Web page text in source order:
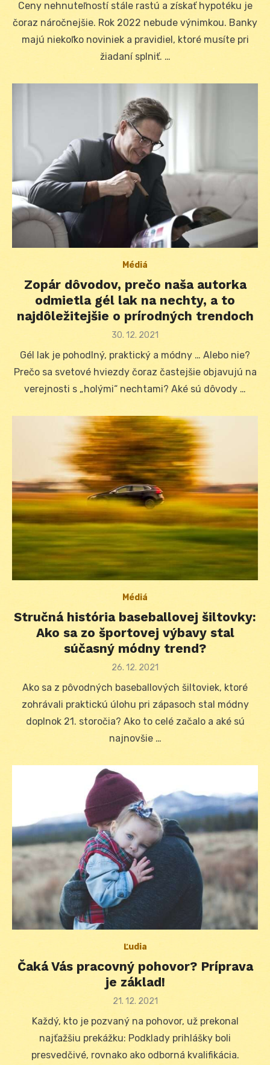
Ceny nehnuteľností stále rastú a získať hypotéku je
čoraz náročnejšie. Rok 2022 nebude výnimkou. Banky
majú niekoľko noviniek a pravidiel, ktoré musíte pri
žiadaní splniť. …
Médiá
Zopár dôvodov, prečo naša autorka
odmietla gél lak na nechty, a to
najdôležitejšie o prírodných trendoch
Posted
30. 12. 2021
Gél lak je pohodlný, praktický a módny … Alebo nie?
Prečo sa svetové hviezdy čoraz častejšie objavujú na
verejnosti s „holými“ nechtami? Aké sú dôvody …
Médiá
Stručná história baseballovej šiltovky:
Ako sa zo športovej výbavy stal
súčasný módny trend?
Posted
26. 12. 2021
Ako sa z pôvodných baseballových šiltoviek, ktoré
zohrávali praktickú úlohu pri zápasoch stal módny
doplnok 21. storočia? Ako to celé začalo a aké sú
najnovšie …
Ľudia
Čaká Vás pracovný pohovor? Príprava
je základ!
Posted
21. 12. 2021
Každý, kto je pozvaný na pohovor, už prekonal
najťažšiu prekážku: Podklady prihlášky boli
presvedčivé, rovnako ako odborná kvalifikácia.